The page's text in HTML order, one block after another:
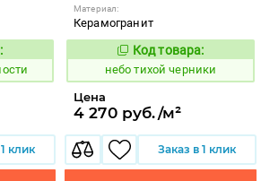
клик
Материал:
Керамогранит
1122119
Код товара:
небо тихой черники
Цена
4 270 руб./м²
Заказ в 1 клик